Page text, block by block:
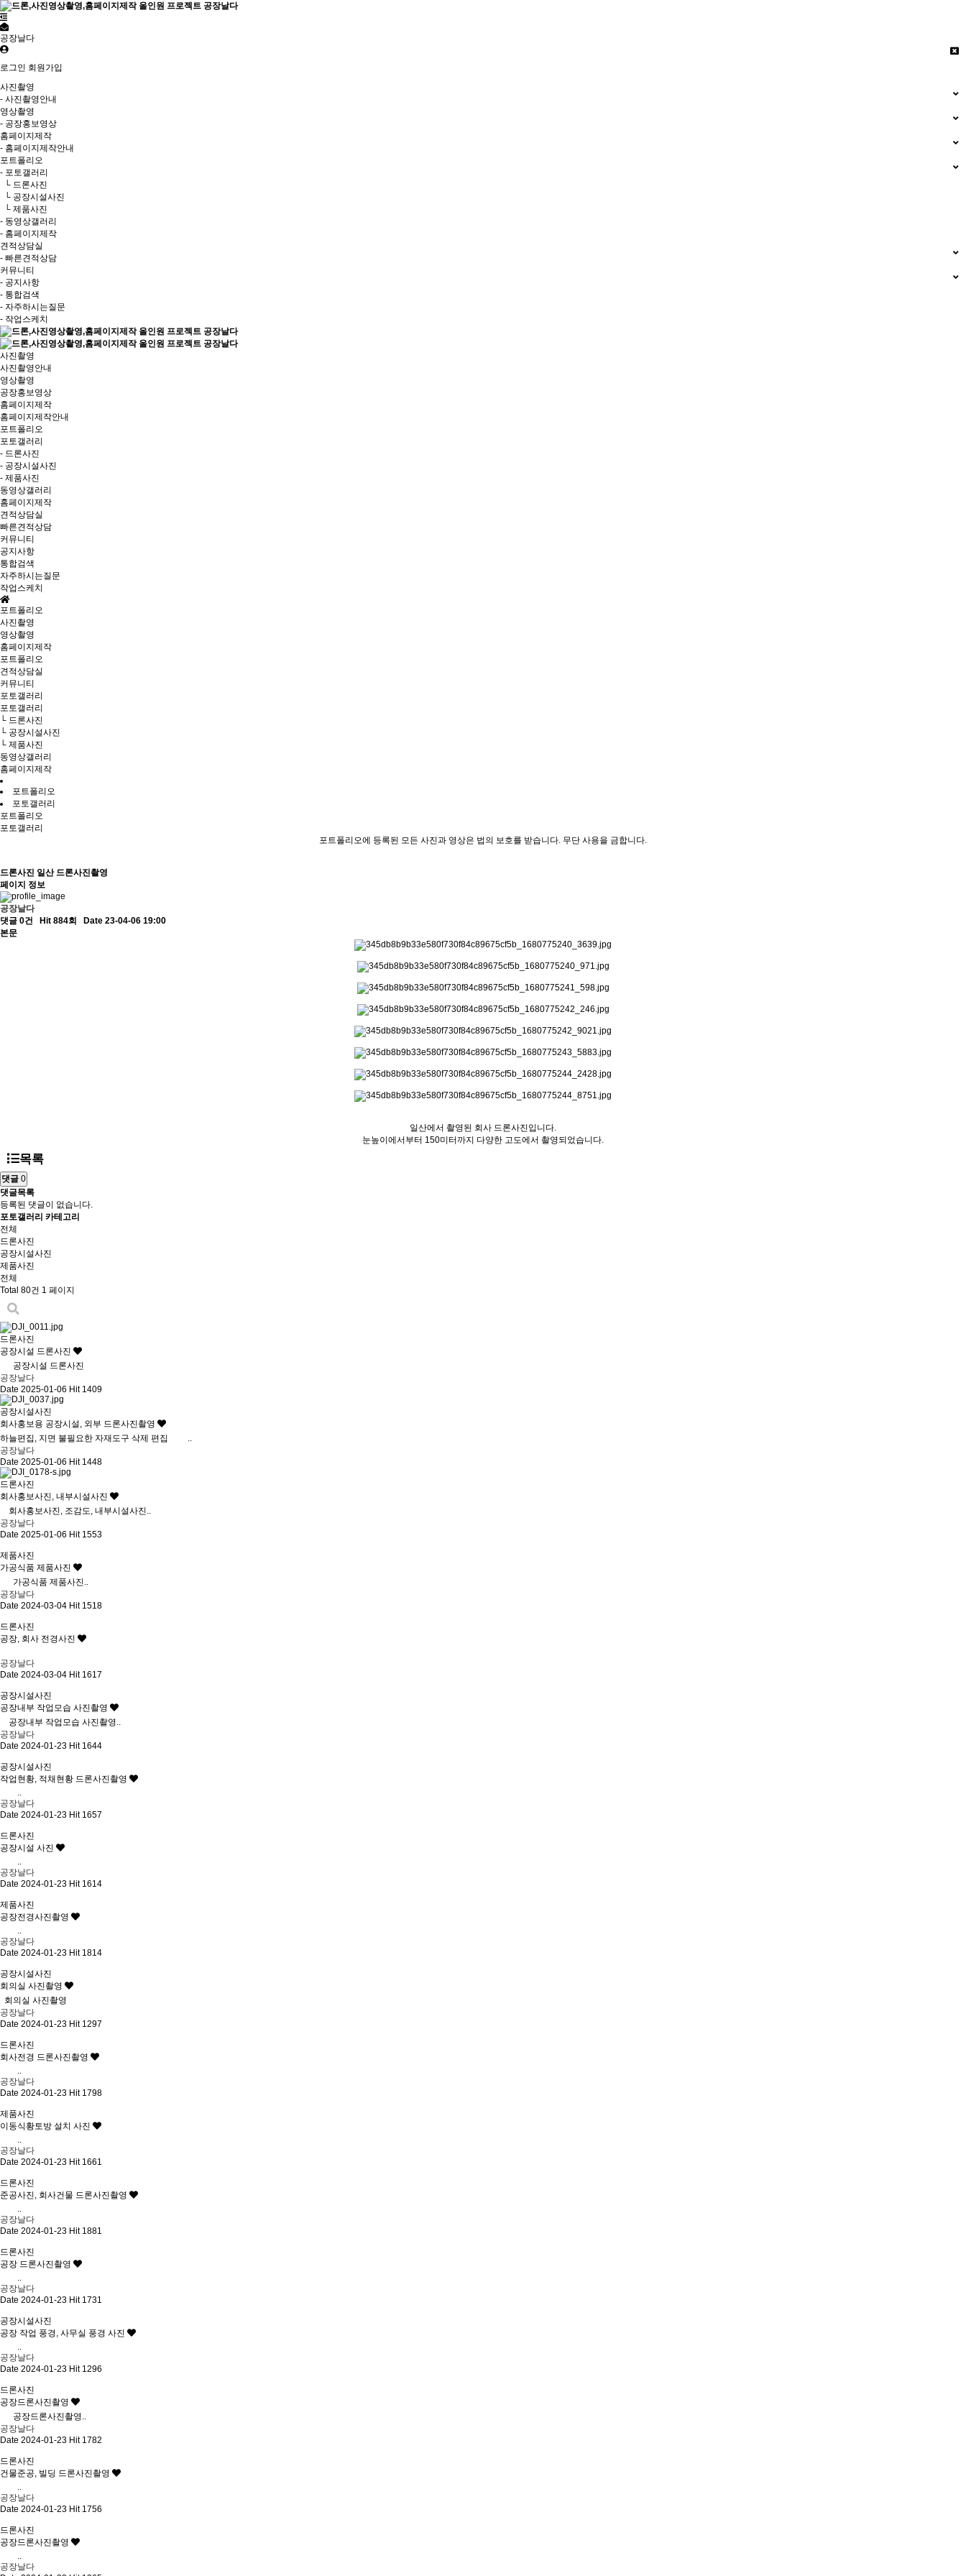
공장날다
로그인 회원가입
사진촬영
- 사진촬영안내
영상촬영
- 공장홍보영상
홈페이지제작
- 홈페이지제작안내
포트폴리오
- 포토갤러리
└ 드론사진
└ 공장시설사진
└ 제품사진
- 동영상갤러리
- 홈페이지제작
견적상담실
- 빠른견적상담
커뮤니티
- 공지사항
- 통합검색
- 자주하시는질문
- 작업스케치
사진촬영
사진촬영안내
영상촬영
공장홍보영상
홈페이지제작
홈페이지제작안내
포트폴리오
포토갤러리
- 드론사진
- 공장시설사진
- 제품사진
동영상갤러리
홈페이지제작
견적상담실
빠른견적상담
커뮤니티
공지사항
통합검색
자주하시는질문
작업스케치
포트폴리오
사진촬영
영상촬영
홈페이지제작
포트폴리오
견적상담실
커뮤니티
포토갤러리
포토갤러리
└ 드론사진
└ 공장시설사진
└ 제품사진
동영상갤러리
홈페이지제작
포트폴리오
포토갤러리
포트폴리오
포토갤러리
포트폴리오에 등록된 모든 사진과 영상은 법의 보호를 받습니다. 무단 사용을 금합니다.
드론사진 일산 드론사진촬영
페이지 정보
공장날다
댓글 0건
Hit 884회
Date 23-04-06 19:00
본문
일산에서 촬영된 회사 드론사진입니다.
눈높이에서부터 150미터까지 다양한 고도에서 촬영되었습니다.
목록
댓글 0
댓글목록
등록된 댓글이 없습니다.
포토갤러리 카테고리
전체
드론사진
공장시설사진
제품사진
전체
Total 80건 1 페이지
드론사진
공장시설 드론사진
공장시설 드론사진
공장날다
Date 2025-01-06 Hit 1409
공장시설사진
회사홍보용 공장시설, 외부 드론사진촬영
하늘편집, 지면 불필요한 자재도구 삭제 편집 ..
공장날다
Date 2025-01-06 Hit 1448
드론사진
회사홍보사진, 내부시설사진
회사홍보사진, 조감도, 내부시설사진..
공장날다
Date 2025-01-06 Hit 1553
제품사진
가공식품 제품사진
가공식품 제품사진..
공장날다
Date 2024-03-04 Hit 1518
드론사진
공장, 회사 전경사진
공장날다
Date 2024-03-04 Hit 1617
공장시설사진
공장내부 작업모습 사진촬영
공장내부 작업모습 사진촬영..
공장날다
Date 2024-01-23 Hit 1644
공장시설사진
작업현황, 적채현황 드론사진촬영
..
공장날다
Date 2024-01-23 Hit 1657
드론사진
공장시설 사진
..
공장날다
Date 2024-01-23 Hit 1614
제품사진
공장전경사진촬영
..
공장날다
Date 2024-01-23 Hit 1814
공장시설사진
회의실 사진촬영
회의실 사진촬영
공장날다
Date 2024-01-23 Hit 1297
드론사진
회사전경 드론사진촬영
..
공장날다
Date 2024-01-23 Hit 1798
제품사진
이동식황토방 설치 사진
..
공장날다
Date 2024-01-23 Hit 1661
드론사진
준공사진, 회사건물 드론사진촬영
..
공장날다
Date 2024-01-23 Hit 1881
드론사진
공장 드론사진촬영
..
공장날다
Date 2024-01-23 Hit 1731
공장시설사진
공장 작업 풍경, 사무실 풍경 사진
..
공장날다
Date 2024-01-23 Hit 1296
드론사진
공장드론사진촬영
공장드론사진촬영..
공장날다
Date 2024-01-23 Hit 1782
드론사진
건물준공, 빌딩 드론사진촬영
..
공장날다
Date 2024-01-23 Hit 1756
드론사진
공장드론사진촬영
..
공장날다